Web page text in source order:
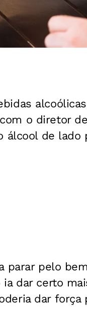
o diretor
álcool de lado
parar pelo
dar certo
dar força